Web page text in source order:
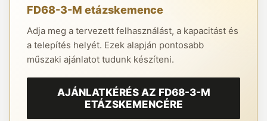
FD68-3-M etázskemence
Adja meg a tervezett felhasználást, a kapacitást és
a telepítés helyét. Ezek alapján pontosabb
műszaki ajánlatot tudunk készíteni.
AJÁNLATKÉRÉS AZ FD68-3-M
ETÁZSKEMENCÉRE